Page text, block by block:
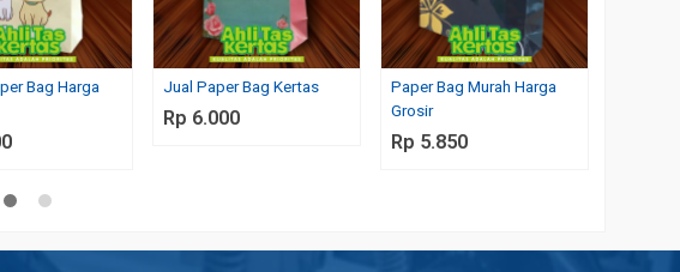
Bag Harga
Jual Paper Bag Kertas
Rp 6.000
Paper Bag Murah Harga
Grosir
Rp 5.850